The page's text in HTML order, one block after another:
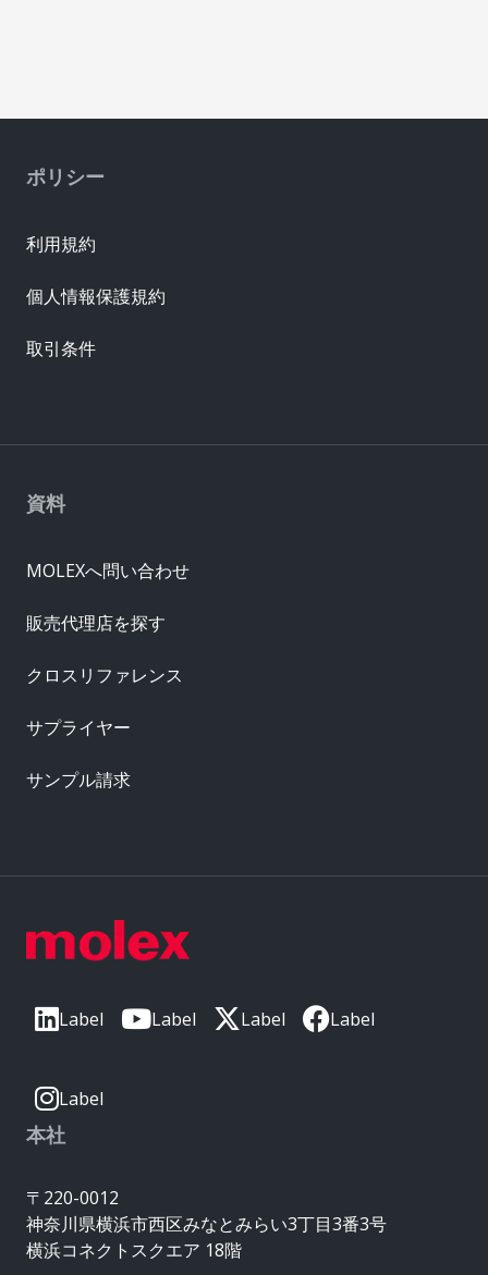
Label Label Label Label
Label
本社
〒220-0012
神奈川県横浜市西区みなとみらい3丁目3番3号
横浜コネクトスクエア 18階
資料
MOLEXへ問い合わせ
販売代理店を探す
クロスリファレンス
サプライヤー
サンプル請求
ポリシー
利用規約
個人情報保護規約
取引条件